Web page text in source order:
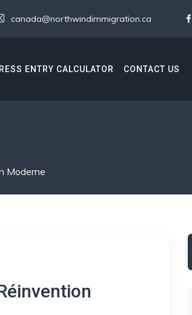
canada@northwindimmigration.ca
ENTRY CALCULATOR CONTACT US
Moderne